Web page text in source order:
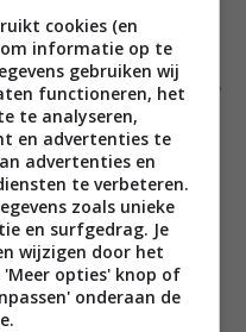
je het brood wilt
driehoek uitknipt kun je
Bekleed de
met om en om
de taart in zestien
Bekleed eerst de
de vorm.
cookies (en
informatie op te
gebruiken wij
functioneren, het
te analyseren,
en advertenties te
advertenties en
te verbeteren.
zoals unieke
en surfgedrag. Je
wijzigen door het
opties' knop of
onderaan de